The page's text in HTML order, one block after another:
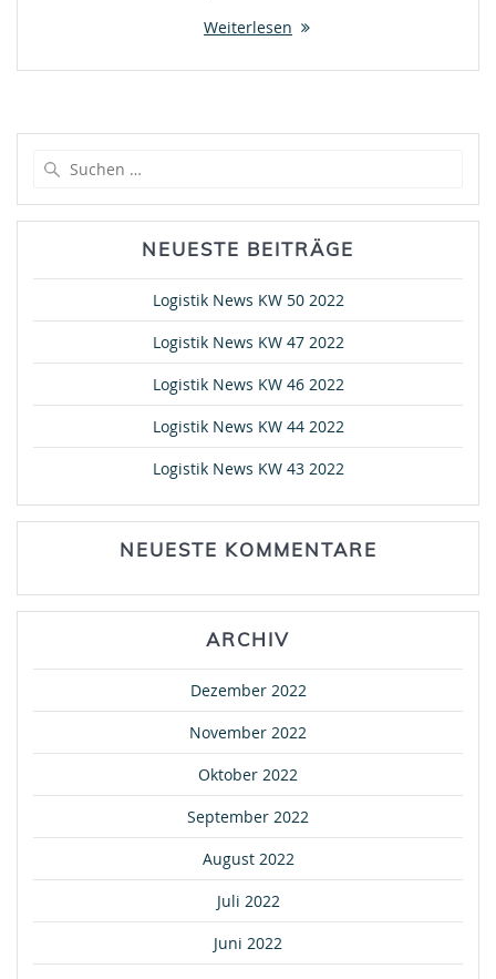
Weiterlesen
NEUESTE BEITRÄGE
Logistik News KW 50 2022
Logistik News KW 47 2022
Logistik News KW 46 2022
Logistik News KW 44 2022
Logistik News KW 43 2022
NEUESTE KOMMENTARE
ARCHIV
Dezember 2022
November 2022
Oktober 2022
September 2022
August 2022
Juli 2022
Juni 2022